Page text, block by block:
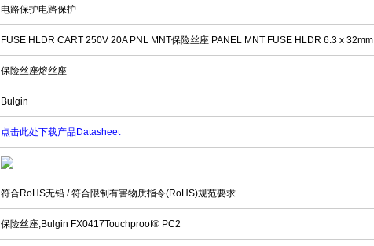
电路保护电路保护
FUSE HLDR CART 250V 20A PNL MNT保险丝座 PANEL MNT FUSE HLDR 6.3 x 32mm
保险丝座熔丝座
Bulgin
点击此处下载产品Datasheet
符合RoHS无铅 / 符合限制有害物质指令(RoHS)规范要求
保险丝座,Bulgin FX0417Touchproof® PC2